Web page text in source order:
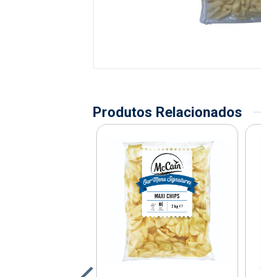
Produtos Relacionados